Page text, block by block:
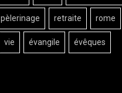
pèlerinage retraite rome
vie évangile évêques